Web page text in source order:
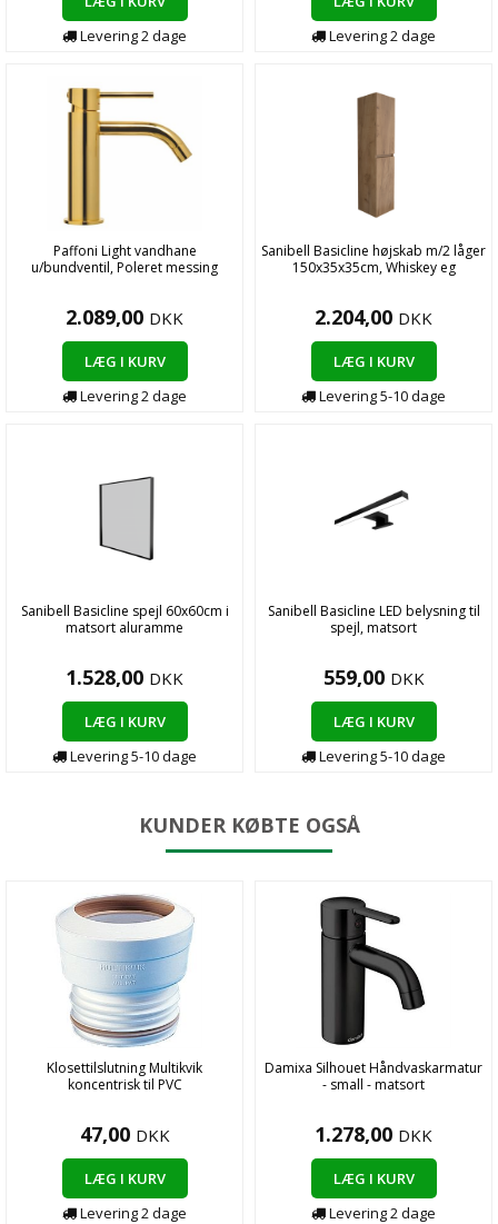
Levering 2 dage
Levering 2 dage
Paffoni Light vandhane
u/bundventil, Poleret messing
2.089,00 DKK
LÆG I KURV
Levering 2 dage
Sanibell Basicline højskab m/2 låger
150x35x35cm, Whiskey eg
2.204,00 DKK
LÆG I KURV
Levering 5-10 dage
Sanibell Basicline spejl 60x60cm i
matsort aluramme
1.528,00 DKK
LÆG I KURV
Levering 5-10 dage
Sanibell Basicline LED belysning til
spejl, matsort
559,00 DKK
LÆG I KURV
Levering 5-10 dage
KUNDER KØBTE OGSÅ
Klosettilslutning Multikvik
koncentrisk til PVC
47,00 DKK
LÆG I KURV
Levering 2 dage
Damixa Silhouet Håndvaskarmatur
- small - matsort
1.278,00 DKK
LÆG I KURV
Levering 2 dage